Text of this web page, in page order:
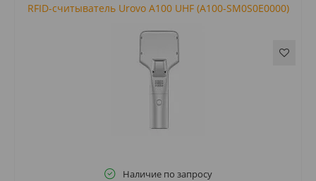
RFID-считыватель Urovo A100 UHF (A100-SM0S0E0000)
Наличие по запросу